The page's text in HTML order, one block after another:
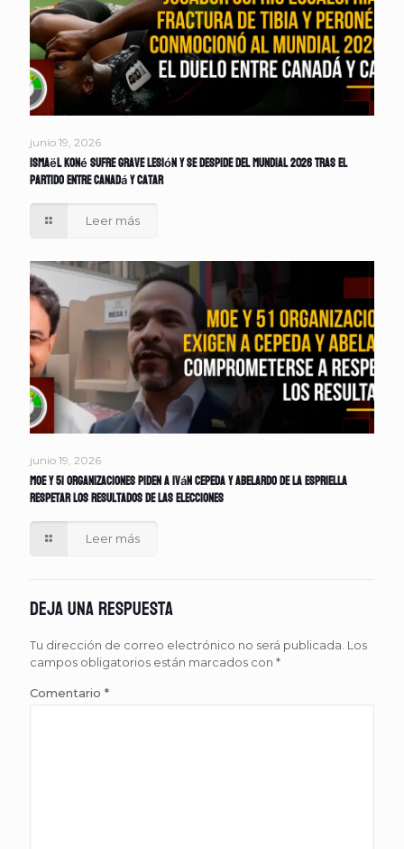
junio 19, 2026
Ismaël Koné sufre grave lesión y se despide del Mundial 2026 tras el
partido entre Canadá y Catar
Leer más
junio 19, 2026
MOE y 51 organizaciones piden a Iván Cepeda y Abelardo de la Espriella
respetar los resultados de las elecciones
Leer más
Deja una respuesta
Tu dirección de correo electrónico no será publicada. Los
campos obligatorios están marcados con *
Comentario *